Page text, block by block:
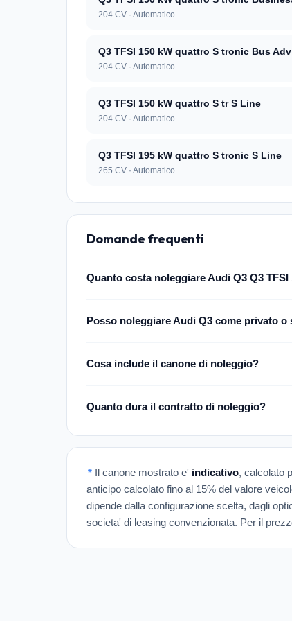
204 CV · Automatico
Q3 TFSI 150 kW quattro S tronic Bus Adv
204 CV · Automatico
Q3 TFSI 150 kW quattro S tr S Line
204 CV · Automatico
Q3 TFSI 195 kW quattro S tronic S Line
265 CV · Automatico
Domande frequenti
Quanto costa noleggiare Audi Q3 Q3
Posso noleggiare Audi Q3 come privato o
Cosa include il canone di noleggio?
Quanto dura il contratto di noleggio?
* Il canone mostrato e' indicativo, calcolato
anticipo calcolato fino al 15% del valore
dipende dalla configurazione scelta, dagli
societa' di leasing convenzionata. Per il